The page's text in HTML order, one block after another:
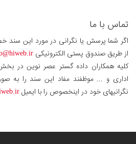
تماس با ما
اگر شما پرسش یا نگرانی در مورد این سند
از طریق صندوق پستی الکترونیکی
کلیه همکاران داده گستر عصر نوین در بخش
اداری و ... موظفند مفاد این سند را به
نگرانیهای خود در اینخصوص را با ایمیل